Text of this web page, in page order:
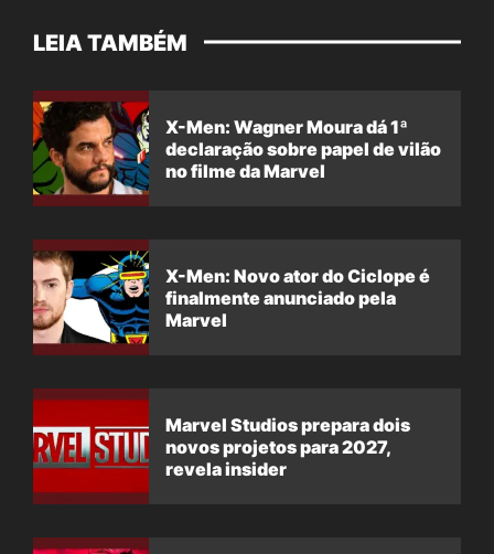
LEIA TAMBÉM
X-Men: Wagner Moura dá 1ª
declaração sobre papel de vilão
no filme da Marvel
X-Men: Novo ator do Ciclope é
finalmente anunciado pela
Marvel
Marvel Studios prepara dois
novos projetos para 2027,
revela insider